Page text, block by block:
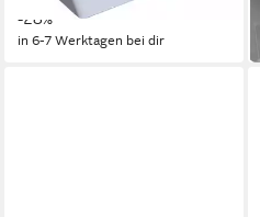
-28%
in 6-7 Werktagen bei dir